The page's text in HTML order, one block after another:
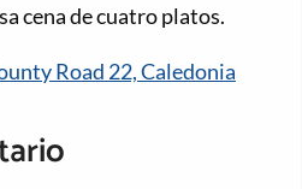
cena de cuatro platos.
Road 22, Caledonia